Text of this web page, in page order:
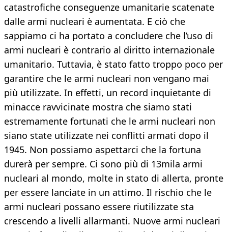
catastrofiche conseguenze umanitarie scatenate
dalle armi nucleari è aumentata. E ciò che
sappiamo ci ha portato a concludere che l’uso di
armi nucleari è contrario al diritto internazionale
umanitario. Tuttavia, è stato fatto troppo poco per
garantire che le armi nucleari non vengano mai
più utilizzate. In effetti, un record inquietante di
minacce ravvicinate mostra che siamo stati
estremamente fortunati che le armi nucleari non
siano state utilizzate nei conflitti armati dopo il
1945. Non possiamo aspettarci che la fortuna
durerà per sempre. Ci sono più di 13mila armi
nucleari al mondo, molte in stato di allerta, pronte
per essere lanciate in un attimo. Il rischio che le
armi nucleari possano essere riutilizzate sta
crescendo a livelli allarmanti. Nuove armi nucleari